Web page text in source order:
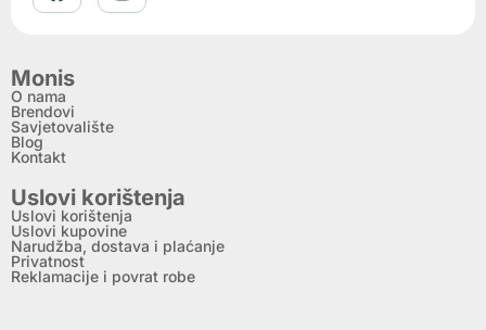
Monis
O nama
Brendovi
Savjetovalište
Blog
Kontakt
Uslovi korištenja
Uslovi korištenja
Uslovi kupovine
Narudžba, dostava i plaćanje
Privatnost
Reklamacije i povrat robe